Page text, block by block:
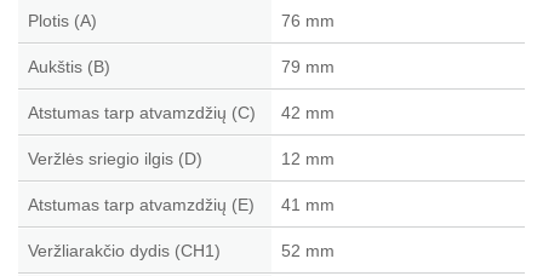
Plotis (A) 76 mm
Aukštis (B) 79 mm
Atstumas tarp atvamzdžių (C) 42 mm
Veržlės sriegio ilgis (D) 12 mm
Atstumas tarp atvamzdžių (E) 41 mm
Veržliarakčio dydis (CH1) 52 mm